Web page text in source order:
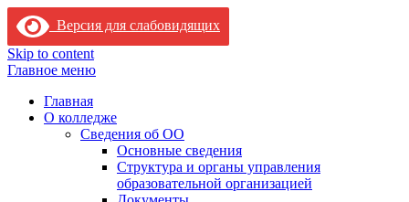
Версия для слабовидящих
Skip to content
Главное меню
Главная
О колледже
Сведения об ОО
Основные сведения
Структура и органы управления
образовательной организацией